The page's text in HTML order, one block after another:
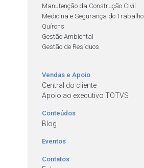
Manutenção da Construção Civil
Medicina e Segurança do Trabalho
Quírons
Gestão Ambiental
Gestão de Resíduos
Vendas e Apoio
Central do cliente
Apoio ao executivo TOTVS
Conteúdos
Blog
Eventos
Contatos